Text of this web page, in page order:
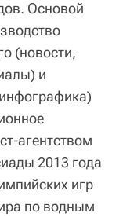
Основой
(новости,
и
агентством
2013 года
игр
по водным